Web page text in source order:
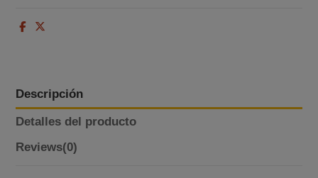
Descripción
Detalles del producto
Reviews(0)